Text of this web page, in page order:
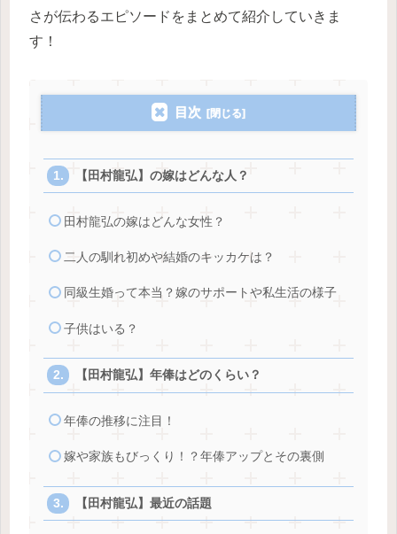
さが伝わるエピソードをまとめて紹介していきま
す！
目次
【田村龍弘】の嫁はどんな人？
田村龍弘の嫁はどんな女性？
二人の馴れ初めや結婚のキッカケは？
同級生婚って本当？嫁のサポートや私生活の様子
子供はいる？
【田村龍弘】年俸はどのくらい？
年俸の推移に注目！
嫁や家族もびっくり！？年俸アップとその裏側
【田村龍弘】最近の話題